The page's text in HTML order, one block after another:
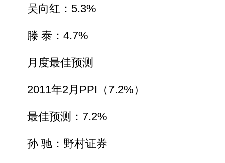
吴向红：5.3%
滕 泰：4.7%
月度最佳预测
2011年2月PPI（7.2%）
最佳预测：7.2%
孙 驰：野村证券